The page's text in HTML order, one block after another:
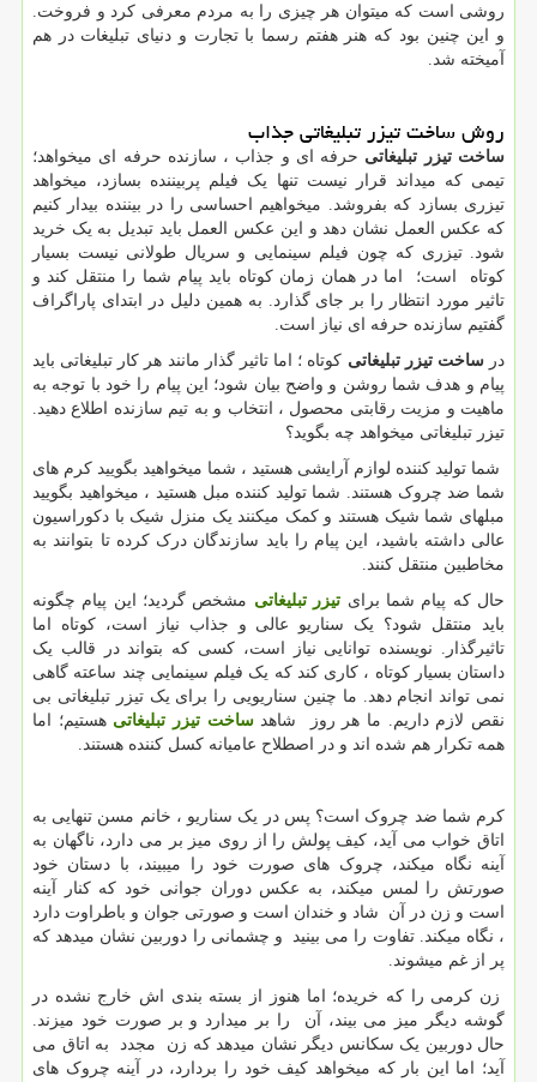
روشی است که میتوان هر چیزی را به مردم معرفی کرد و فروخت.
و این چنین بود که هنر هفتم رسما با تجارت و دنیای تبلیغات در هم
آمیخته شد.
روش ساخت تیزر تبلیغاتی جذاب
ساخت تیزر تبلیغاتی حرفه ای و جذاب ، سازنده حرفه ای میخواهد؛
تیمی که میداند قرار نیست تنها یک فیلم پربیننده بسازد، میخواهد
تیزری بسازد که بفروشد. میخواهیم احساسی را در بیننده بیدار کنیم
که عکس العمل نشان دهد و این عکس العمل باید تبدیل به یک خرید
شود. تیزری که چون فیلم سینمایی و سریال طولانی نیست بسیار
کوتاه است؛ اما در همان زمان کوتاه باید پیام شما را منتقل کند و
تاثیر مورد انتظار را بر جای گذارد. به همین دلیل در ابتدای پاراگراف
گفتیم سازنده حرفه ای نیاز است.
درساخت تیزر تبلیغاتی کوتاه ؛ اما تاثیر گذار مانند هر کار تبلیغاتی باید
پیام و هدف شما روشن و واضح بیان شود؛ این پیام را خود با توجه به
ماهیت و مزیت رقابتی محصول ، انتخاب و به تیم سازنده اطلاع دهید.
تیزر تبلیغاتی میخواهد چه بگوید؟
شما تولید کننده لوازم آرایشی هستید ، شما میخواهید بگویید کرم های
شما ضد چروک هستند. شما تولید کننده مبل هستید ، میخواهید بگویید
مبلهای شما شیک هستند و کمک میکنند یک منزل شیک با دکوراسیون
عالی داشته باشید، این پیام را باید سازندگان درک کرده تا بتوانند به
مخاطبین منتقل کنند.
حال که پیام شما برای تیزر تبلیغاتی مشخص گردید؛ این پیام چگونه
باید منتقل شود؟ یک سناریو عالی و جذاب نیاز است، کوتاه اما
تاثیرگذار. نویسنده توانایی نیاز است، کسی که بتواند در قالب یک
داستان بسیار کوتاه ، کاری کند که یک فیلم سینمایی چند ساعته گاهی
نمی تواند انجام دهد. ما چنین سناریویی را برای یک تیزر تبلیغاتی بی
نقص لازم داریم. ما هر روز شاهدساخت تیزر تبلیغاتی هستیم؛ اما
همه تکرار هم شده اند و در اصطلاح عامیانه کسل کننده هستند.
کرم شما ضد چروک است؟ پس در یک سناریو ، خانم مسن تنهایی به
اتاق خواب می آید، کیف پولش را از روی میز بر می دارد، ناگهان به
آینه نگاه میکند، چروک های صورت خود را میبیند، با دستان خود
صورتش را لمس میکند، به عکس دوران جوانی خود که کنار آینه
است و زن در آن شاد و خندان است و صورتی جوان و باطراوت دارد
، نگاه میکند. تفاوت را می بینید و چشمانی را دوربین نشان میدهد که
پر از غم میشوند.
زن کرمی را که خریده؛ اما هنوز از بسته بندی اش خارج نشده در
گوشه دیگر میز می بیند، آن را بر میدارد و بر صورت خود میزند.
حال دوربین یک سکانس دیگر نشان میدهد که زن مجدد به اتاق می
آید؛ اما این بار که میخواهد کیف خود را بردارد، در آینه چروک های